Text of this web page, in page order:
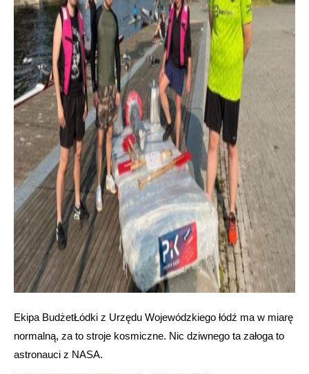
Ekipa BudżetŁódki z Urzędu Wojewódzkiego łódź ma w miarę
normalną, za to stroje kosmiczne. Nic dziwnego ta załoga to
astronauci z NASA.